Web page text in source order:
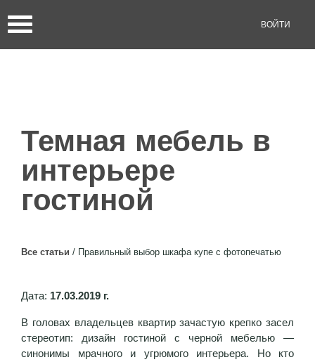
ВОЙТИ
Темная мебель в
интерьере
гостиной
Все статьи / Правильный выбор шкафа купе с фотопечатью
Дата: 17.03.2019 г.
В головах владельцев квартир зачастую крепко засел
стереотип: дизайн гостиной с черной мебелью —
синонимы мрачного и угрюмого интерьера. Но кто